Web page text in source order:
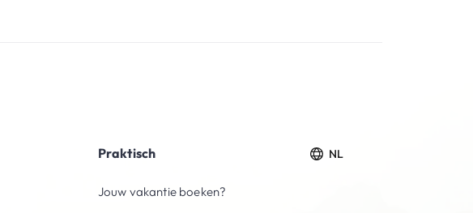
Praktisch
Jouw vakantie boeken?
NL